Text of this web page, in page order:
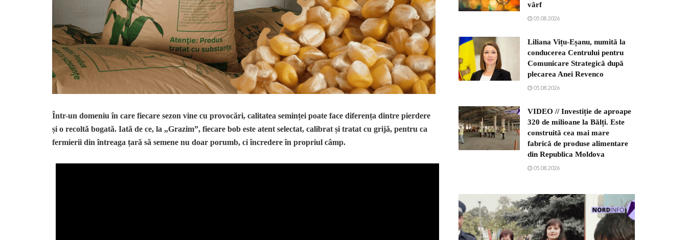
Într-un domeniu în care fiecare sezon vine cu provocări, calitatea seminței poate face diferența dintre pierdere
și o recoltă bogată. Iată de ce, la „Grazim”, fiecare bob este atent selectat, calibrat și tratat cu grijă, pentru ca
fermierii din întreaga țară să semene nu doar porumb, ci încredere în propriul câmp.
vârf
05.08.2026
Liliana Vițu-Eșanu, numită la
conducerea Centrului pentru
Comunicare Strategică după
plecarea Anei Revenco
05.08.2026
VIDEO // Investiție de aproape
320 de milioane la Bălți. Este
construită cea mai mare
fabrică de produse alimentare
din Republica Moldova
05.08.2026